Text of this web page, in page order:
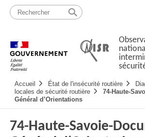
Passer
contenu
principale
Accueil État de l'insécurité routière
locales de sécurité routière
74-Haute-
Général d’Orientations
74-Haute-Savoie-